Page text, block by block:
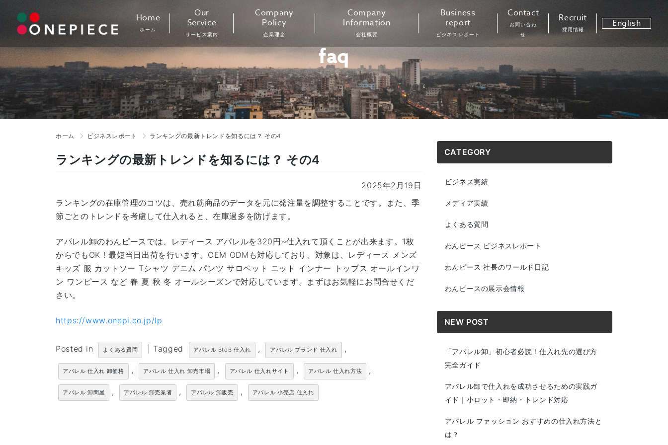
content
Home
ホーム
Our
Service
サービス案内
Company
Policy
企業理念
Company
Information
会社概要
Business
report
ビジネスレポート
Contact
お問い合わ
せ
Recruit
採用情報 English
faq
ホーム ビジネスレポート ランキングの最新トレンドを知るには？ その4
ランキングの最新トレンドを知るには？ その4
2025年2月19日
ランキングの在庫管理のコツは、売れ筋商品のデータを元に発注量を調整することです。また、季
節ごとのトレンドを考慮して仕入れると、在庫過多を防げます。
アパレル卸のわんピースでは、レディース アパレルを320円~仕入れて頂くことが出来ます。1枚
からでもOK！最短当日出荷を行います。OEM ODMも対応しており、対象は、レディース メンズ
キッズ 服 カットソー Tシャツ デニム パンツ サロペット ニット インナー トップス オールインワ
ン ワンピース など 春 夏 秋 冬 オールシーズンで対応しています。まずはお気軽にお問合せくだ
さい。
https://www.onepi.co.jp/lp
Posted in よくある質問 Tagged アパレル BtoB 仕入れ , アパレル ブランド 仕入れ ,
アパレル 仕入れ 卸価格 , アパレル 仕入れ 卸売市場 , アパレル 仕入れサイト , アパレル 仕入れ方法 ,
アパレル 卸問屋 , アパレル 卸売業者 , アパレル 卸販売 , アパレル 小売店 仕入れ
CATEGORY
ビジネス実績
メディア実績
よくある質問
わんピース ビジネスレポート
わんピース 社長のワールド日記
わんピースの展示会情報
NEW POST
「アパレル卸」初心者必読！仕入れ先の選び方
完全ガイド
アパレル卸で仕入れを成功させるための実践ガ
イド｜小ロット・即納・トレンド対応
アパレル ファッション おすすめの仕入れ方法と
は？